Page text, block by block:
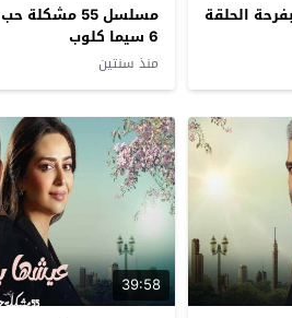
بفرحة الحلقة
مسلسل 55
6 سيما كلوب
منذ سنتين
39:58